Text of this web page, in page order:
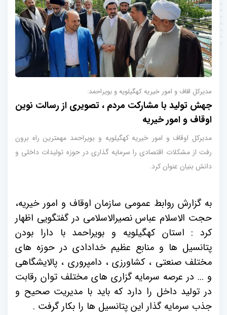
مدیرکل اقاف و امور خیریه کهگیلویه و بویراحمد:
جهش تولید با مشارکت مردم ، تصویری از رسالت نوین
اوقاف و امور خیریه
مدیرکل اوقاف و امور خیریه کهگیلویه و بویراحمد مهمترین راه برون
رفت از مشکلات اقتصادی را سرمایه گذاری در حوزه تولیدات داخلی و
دانش بنیان عنوان کرد.
به گزارش روابط عمومی سازمان اوقاف و امور خیریه،
حجت الاسلام عباس نصیرالاسلامی در گفتگویی اظهار
کرد : استان کهگیلویه و بویراحمد با دارا بودن
پتانسیل ها و منابع عظیم خدادادی در حوزه های
مختلف صنعتی ، کشاورزی ، دامپروری ، پالایشگاهی
و ... در عرصه سرمایه گزاری های مختلف توان رقابت
در تولید داخل را دارد که باید با مدیریت صحیح و
جذب سرمایه گذار این پتانسیل ها را بکار گرفت .